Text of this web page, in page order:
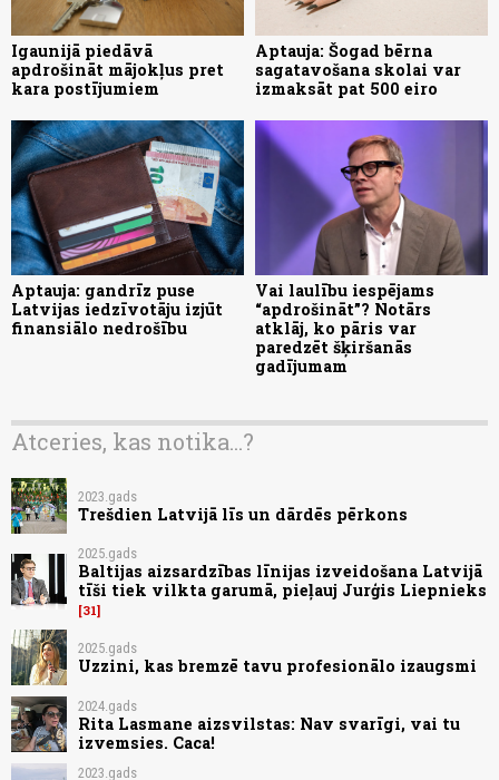
Igaunijā piedāvā
apdrošināt mājokļus pret
kara postījumiem
Aptauja: Šogad bērna
sagatavošana skolai var
izmaksāt pat 500 eiro
Aptauja: gandrīz puse
Latvijas iedzīvotāju izjūt
finansiālo nedrošību
Vai laulību iespējams
“apdrošināt”? Notārs
atklāj, ko pāris var
paredzēt šķiršanās
gadījumam
Atceries, kas notika...?
2023.gads
Trešdien Latvijā līs un dārdēs pērkons
2025.gads
Baltijas aizsardzības līnijas izveidošana Latvijā
tīši tiek vilkta garumā, pieļauj Jurģis Liepnieks
31
2025.gads
Uzzini, kas bremzē tavu profesionālo izaugsmi
2024.gads
Rita Lasmane aizsvilstas: Nav svarīgi, vai tu
izvemsies. Caca!
2023.gads